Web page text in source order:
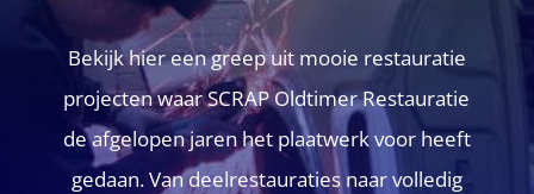
Bekijk hier een greep uit mooie restauratie
projecten waar SCRAP Oldtimer Restauratie
de afgelopen jaren het plaatwerk voor heeft
gedaan. Van deelrestauraties naar volledig